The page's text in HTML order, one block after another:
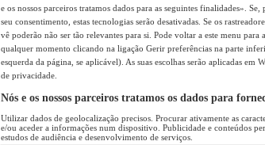
e os nossos parceiros tratamos dados para as seguintes finalidades».
seu consentimento, estas tecnologias serão desativadas. Se os
vê poderão não ser tão relevantes para si. Pode voltar a este menu para
qualquer momento clicando na ligação Gerir preferências na parte
esquerda da página, se aplicável). As suas escolhas serão aplicadas em
de privacidade.
Nós e os nossos parceiros tratamos os dados para
Utilizar dados de geolocalização precisos. Procurar ativamente as
e/ou aceder a informações num dispositivo. Publicidade e conteúdos
estudos de audiência e desenvolvimento de serviços.